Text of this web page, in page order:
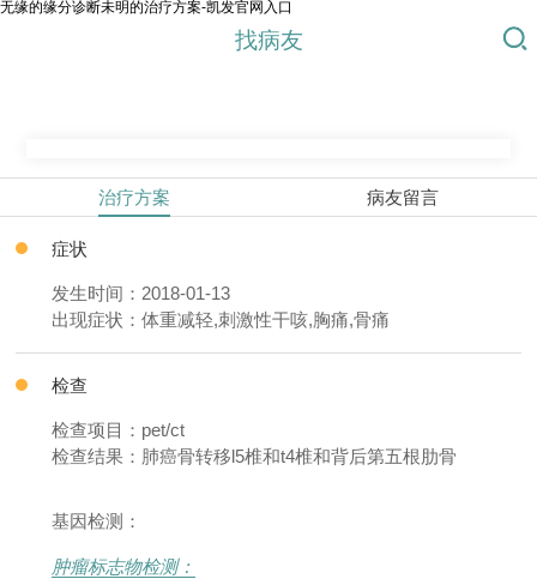
无缘的缘分诊断未明的治疗方案-凯发官网入口
找病友
治疗方案 病友留言
症状
发生时间：2018-01-13
出现症状：体重减轻,刺激性干咳,胸痛,骨痛
检查
检查项目：pet/ct
检查结果：肺癌骨转移l5椎和t4椎和背后第五根肋骨
基因检测：
肿瘤标志物检测：